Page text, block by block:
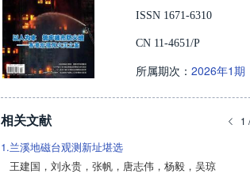
ISSN 1671-6310
CN 11-4651/P
所属期次： 2026年1期
相关文献 1
1.兰溪地磁台观测新址堪选
王建国 ， 刘永贵 ， 张帆 ， 唐志伟 ， 杨毅 ， 吴琼